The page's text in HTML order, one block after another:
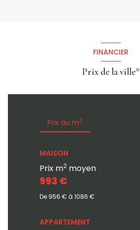
FINANCIER
Prix de la ville*
Prix au m2
MAISON
Prix m2 moyen
993 €
De 956 € à 1086 €
APPARTEMENT